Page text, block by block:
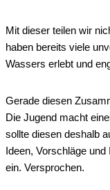
Mit dieser teilen wir
haben bereits viele
Wassers erlebt und
Gerade diesen
Die Jugend macht
sollte diesen deshalb
Ideen, Vorschläge
ein. Versprochen.